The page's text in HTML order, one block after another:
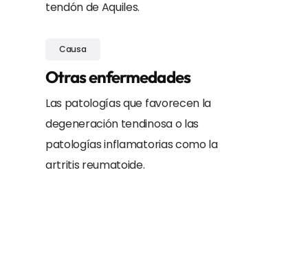
tendón de Aquiles.
Causa
Otras enfermedades
Las patologías que favorecen la
degeneración tendinosa o las
patologías inflamatorias como la
artritis reumatoide.